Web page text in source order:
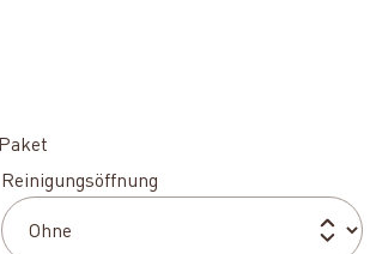
Paket
Reinigungsöffnung